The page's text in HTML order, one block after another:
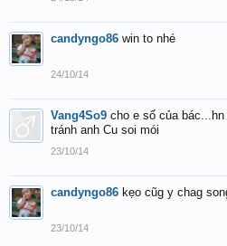
candyngo86 win to nhé
24/10/14
Vang4So9 cho e số của
tránh anh Cu soi mói
23/10/14
candyngo86 kẹo cũg y chag
23/10/14